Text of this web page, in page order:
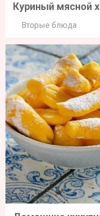
Куриный мясной
Вторые блюда